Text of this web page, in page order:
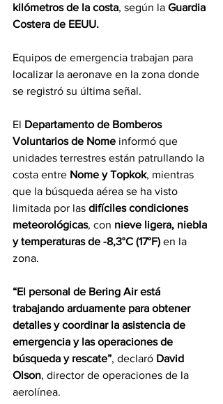
kilómetros de la costa, según la Guardia
Costera de EEUU.
Equipos de emergencia trabajan para
localizar la aeronave en la zona donde
se registró su última señal.
El Departamento de Bomberos
Voluntarios de Nome informó que
unidades terrestres están patrullando la
costa entre Nome y Topkok, mientras
que la búsqueda aérea se ha visto
limitada por las difíciles condiciones
meteorológicas, con nieve ligera, niebla
y temperaturas de -8,3°C (17°F) en la
zona.
“El personal de Bering Air está
trabajando arduamente para obtener
detalles y coordinar la asistencia de
emergencia y las operaciones de
búsqueda y rescate”, declaró David
Olson, director de operaciones de la
aerolínea.